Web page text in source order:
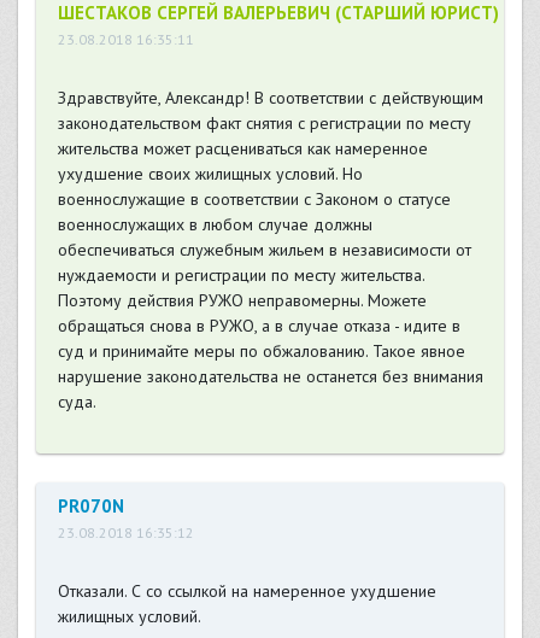
ШЕСТАКОВ СЕРГЕЙ ВАЛЕРЬЕВИЧ (СТАРШИЙ ЮРИСТ)
23.08.2018 16:35:11
Здравствуйте, Александр! В соответствии с действующим
законодательством факт снятия с регистрации по месту
жительства может расцениваться как намеренное
ухудшение своих жилищных условий. Но
военнослужащие в соответствии с Законом о статусе
военнослужащих в любом случае должны
обеспечиваться служебным жильем в независимости от
нуждаемости и регистрации по месту жительства.
Поэтому действия РУЖО неправомерны. Можете
обращаться снова в РУЖО, а в случае отказа - идите в
суд и принимайте меры по обжалованию. Такое явное
нарушение законодательства не останется без внимания
суда.
PR070N
23.08.2018 16:35:12
Отказали. С со ссылкой на намеренное ухудшение
жилищных условий.